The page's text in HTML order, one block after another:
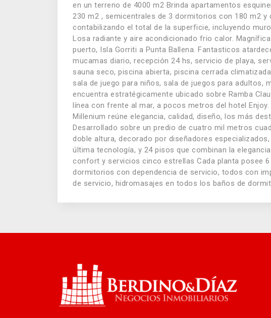
en un terreno de 4000 m2 Brinda apartamentos
230 m2 , semicentrales de 3 dormitorios con 180 m2
contabilizando el total de la superficie, incluyendo
Losa radiante y aire acondicionado frio calor.
puerto, Isla Gorriti a Punta Ballena. Fantasticos
mucamas diario, recepción 24 hs, servicio de playa,
sauna seco, piscina abierta, piscina cerrada
sala de juego para niños, sala de juegos para adultos,
encuentra estratégicamente ubicado sobre Ramba
línea con frente al mar, a pocos metros del hotel
Millenium reúne elegancia, calidad, diseño, los más
Desarrollado sobre un predio de cuatro mil metros
doble altura, decorado por diseñadores
última tecnología, y 24 pisos que combinan la
confort y servicios cinco estrellas Cada planta posee
dormitorios con dependencia de servicio, todos con
de servicio, hidromasajes en todos los baños de